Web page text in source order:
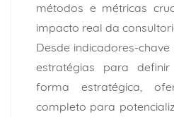
métodos e métricas
impacto real da
Desde indicadores-
estratégias para
forma estratégica,
completo para